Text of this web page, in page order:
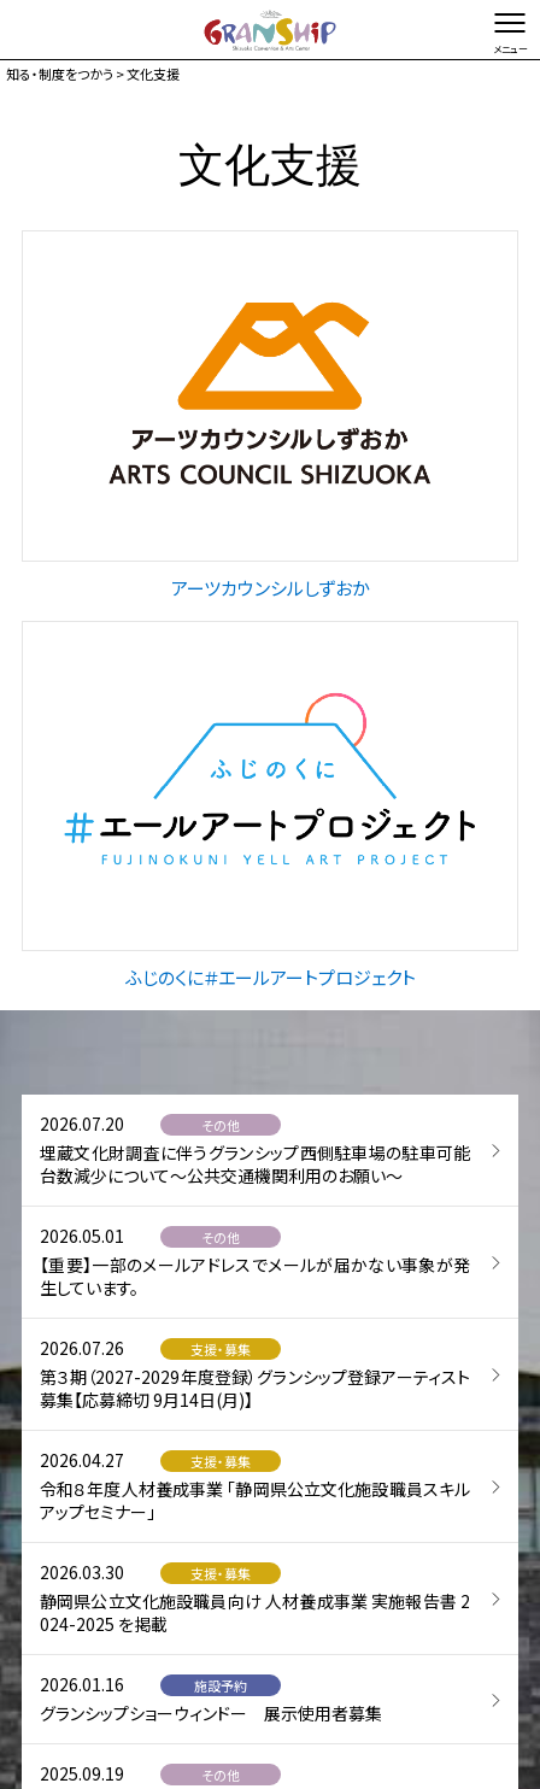
お問い合わせ・ご意見 Foreign language
こどもたちのための芸術鑑賞制度
普及プログラム
指定管理者静岡県文化財団
登録アーティスト
提携公演
高校生アートラリー
知る・制度をつかう > 文化支援
文化支援
アーツカウンシルしずおか
ふじのくに＃エールアートプロジェクト
2026.07.20 その他
埋蔵文化財調査に伴うグランシップ西側駐車場の駐車可能
台数減少について～公共交通機関利用のお願い～
2026.05.01 その他
【重要】一部のメールアドレスでメールが届かない事象が発
生しています。
2026.07.26 支援・募集
第３期（2027-2029年度登録）グランシップ登録アーティスト
募集【応募締切 9月14日(月)】
2026.04.27 支援・募集
令和８年度人材養成事業 「静岡県公立文化施設職員スキル
アップセミナー」
2026.03.30 支援・募集
静岡県公立文化施設職員向け 人材養成事業 実施報告書 2
024-2025 を掲載
2026.01.16 施設予約
グランシップショーウィンドー 展示使用者募集
2025.09.19 その他